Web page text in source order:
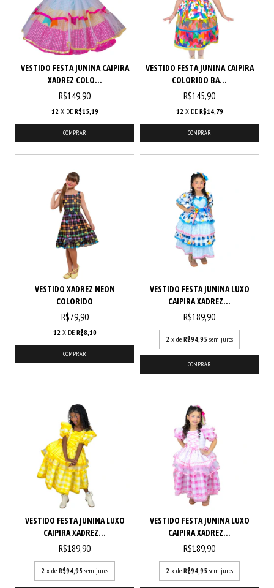
VESTIDO FESTA JUNINA CAIPIRA
XADREZ COLO...
R$149,90
12 X DE R$15,19
COMPRAR
VESTIDO FESTA JUNINA CAIPIRA
COLORIDO BA...
R$145,90
12 X DE R$14,79
COMPRAR
VESTIDO XADREZ NEON
COLORIDO
R$79,90
12 X DE R$8,10
COMPRAR
VESTIDO FESTA JUNINA LUXO
CAIPIRA XADREZ...
R$189,90
2 x de R$94,95 sem juros
COMPRAR
VESTIDO FESTA JUNINA LUXO
CAIPIRA XADREZ...
R$189,90
2 x de R$94,95 sem juros
VESTIDO FESTA JUNINA LUXO
CAIPIRA XADREZ...
R$189,90
2 x de R$94,95 sem juros